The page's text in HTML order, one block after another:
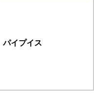
パイプイス